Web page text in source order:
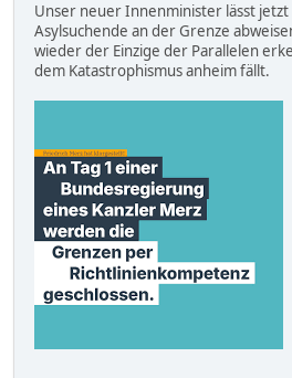
Unser neuer Innenminister lässt
Asylsuchende an der Grenze
wieder der Einzige der Parallelen
dem Katastrophismus anheim fällt.